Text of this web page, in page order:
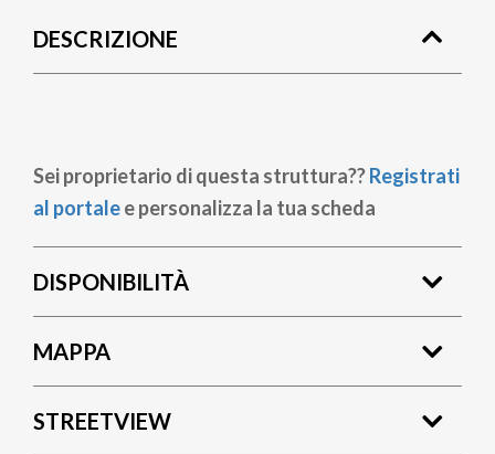
pane
DESCRIZIONE
Sei proprietario di questa struttura??Registrati
al portalee personalizza la tua scheda
DISPONIBILITÀ
MAPPA
STREETVIEW